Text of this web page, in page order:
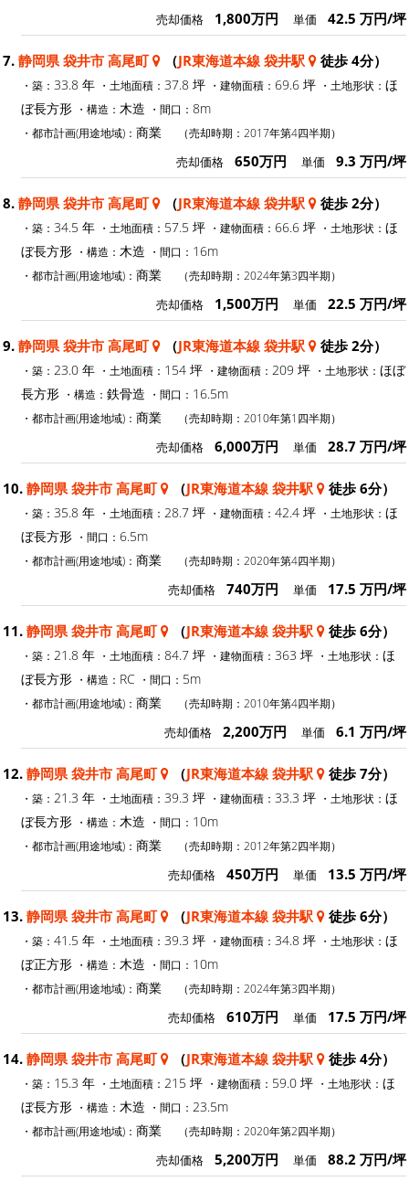
売却価格 1,800万円 単価 42.5 万円/坪
7. 静岡県 袋井市 高尾町 （JR東海道本線 袋井駅 徒歩 4分）
・築： 33.8 年 ・土地面積： 37.8 坪 ・建物面積： 69.6 坪 ・土地形状： ほ
ぼ長方形 ・構造： 木造 ・間口： 8m
・都市計画(用途地域)： 商業 （売却時期：2017年第4四半期）
売却価格 650万円 単価 9.3 万円/坪
8. 静岡県 袋井市 高尾町 （JR東海道本線 袋井駅 徒歩 2分）
・築： 34.5 年 ・土地面積： 57.5 坪 ・建物面積： 66.6 坪 ・土地形状： ほ
ぼ長方形 ・構造： 木造 ・間口： 16m
・都市計画(用途地域)： 商業 （売却時期：2024年第3四半期）
売却価格 1,500万円 単価 22.5 万円/坪
9. 静岡県 袋井市 高尾町 （JR東海道本線 袋井駅 徒歩 2分）
・築： 23.0 年 ・土地面積： 154 坪 ・建物面積： 209 坪 ・土地形状： ほぼ
長方形 ・構造： 鉄骨造 ・間口： 16.5m
・都市計画(用途地域)： 商業 （売却時期：2010年第1四半期）
売却価格 6,000万円 単価 28.7 万円/坪
10. 静岡県 袋井市 高尾町 （JR東海道本線 袋井駅 徒歩 6分）
・築： 35.8 年 ・土地面積： 28.7 坪 ・建物面積： 42.4 坪 ・土地形状： ほ
ぼ長方形 ・間口： 6.5m
・都市計画(用途地域)： 商業 （売却時期：2020年第4四半期）
売却価格 740万円 単価 17.5 万円/坪
11. 静岡県 袋井市 高尾町 （JR東海道本線 袋井駅 徒歩 6分）
・築： 21.8 年 ・土地面積： 84.7 坪 ・建物面積： 363 坪 ・土地形状： ほ
ぼ長方形 ・構造： RC ・間口： 5m
・都市計画(用途地域)： 商業 （売却時期：2010年第4四半期）
売却価格 2,200万円 単価 6.1 万円/坪
12. 静岡県 袋井市 高尾町 （JR東海道本線 袋井駅 徒歩 7分）
・築： 21.3 年 ・土地面積： 39.3 坪 ・建物面積： 33.3 坪 ・土地形状： ほ
ぼ長方形 ・構造： 木造 ・間口： 10m
・都市計画(用途地域)： 商業 （売却時期：2012年第2四半期）
売却価格 450万円 単価 13.5 万円/坪
13. 静岡県 袋井市 高尾町 （JR東海道本線 袋井駅 徒歩 6分）
・築： 41.5 年 ・土地面積： 39.3 坪 ・建物面積： 34.8 坪 ・土地形状： ほ
ぼ正方形 ・構造： 木造 ・間口： 10m
・都市計画(用途地域)： 商業 （売却時期：2024年第3四半期）
売却価格 610万円 単価 17.5 万円/坪
14. 静岡県 袋井市 高尾町 （JR東海道本線 袋井駅 徒歩 4分）
・築： 15.3 年 ・土地面積： 215 坪 ・建物面積： 59.0 坪 ・土地形状： ほ
ぼ長方形 ・構造： 木造 ・間口： 23.5m
・都市計画(用途地域)： 商業 （売却時期：2020年第2四半期）
売却価格 5,200万円 単価 88.2 万円/坪